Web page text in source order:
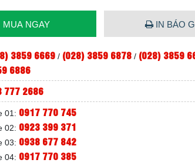
MUA NGAY IN BÁO
3859 6669 / (028) 3859 6878 / (028) 3859
6886
777 2686
01: 0917 770 745
02: 0923 399 371
03: 0938 677 842
04: 0917 770 385